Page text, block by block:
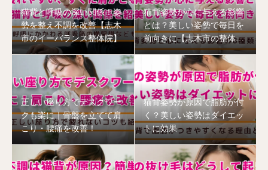
猫背と呼吸の深い関係！姿
勢を整え不調を改善【志木
市のイーバランス整体院】
猫背姿勢が心に与える影響
とは？美しい姿勢で毎日を
前向きに【志木市の整体
院】
正しい座り方でデスクワー
クも楽に｜骨盤を立てて肩
こり・腰痛を改善！
猫背姿勢が原因で脂肪が付
く？美しい姿勢はダイエッ
トに効果